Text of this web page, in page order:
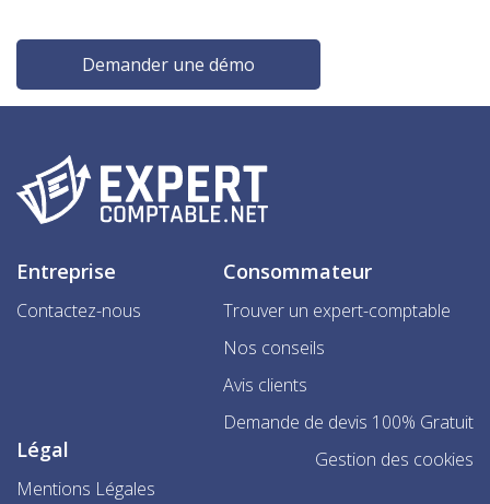
Demander une démo
Entreprise
Contactez-nous
Consommateur
Trouver un expert-comptable
Nos conseils
Avis clients
Demande de devis 100% Gratuit
Légal
Mentions Légales
Gestion des cookies